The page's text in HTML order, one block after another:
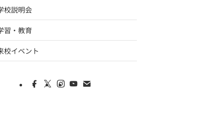
校説明会
習・教育
校イベント